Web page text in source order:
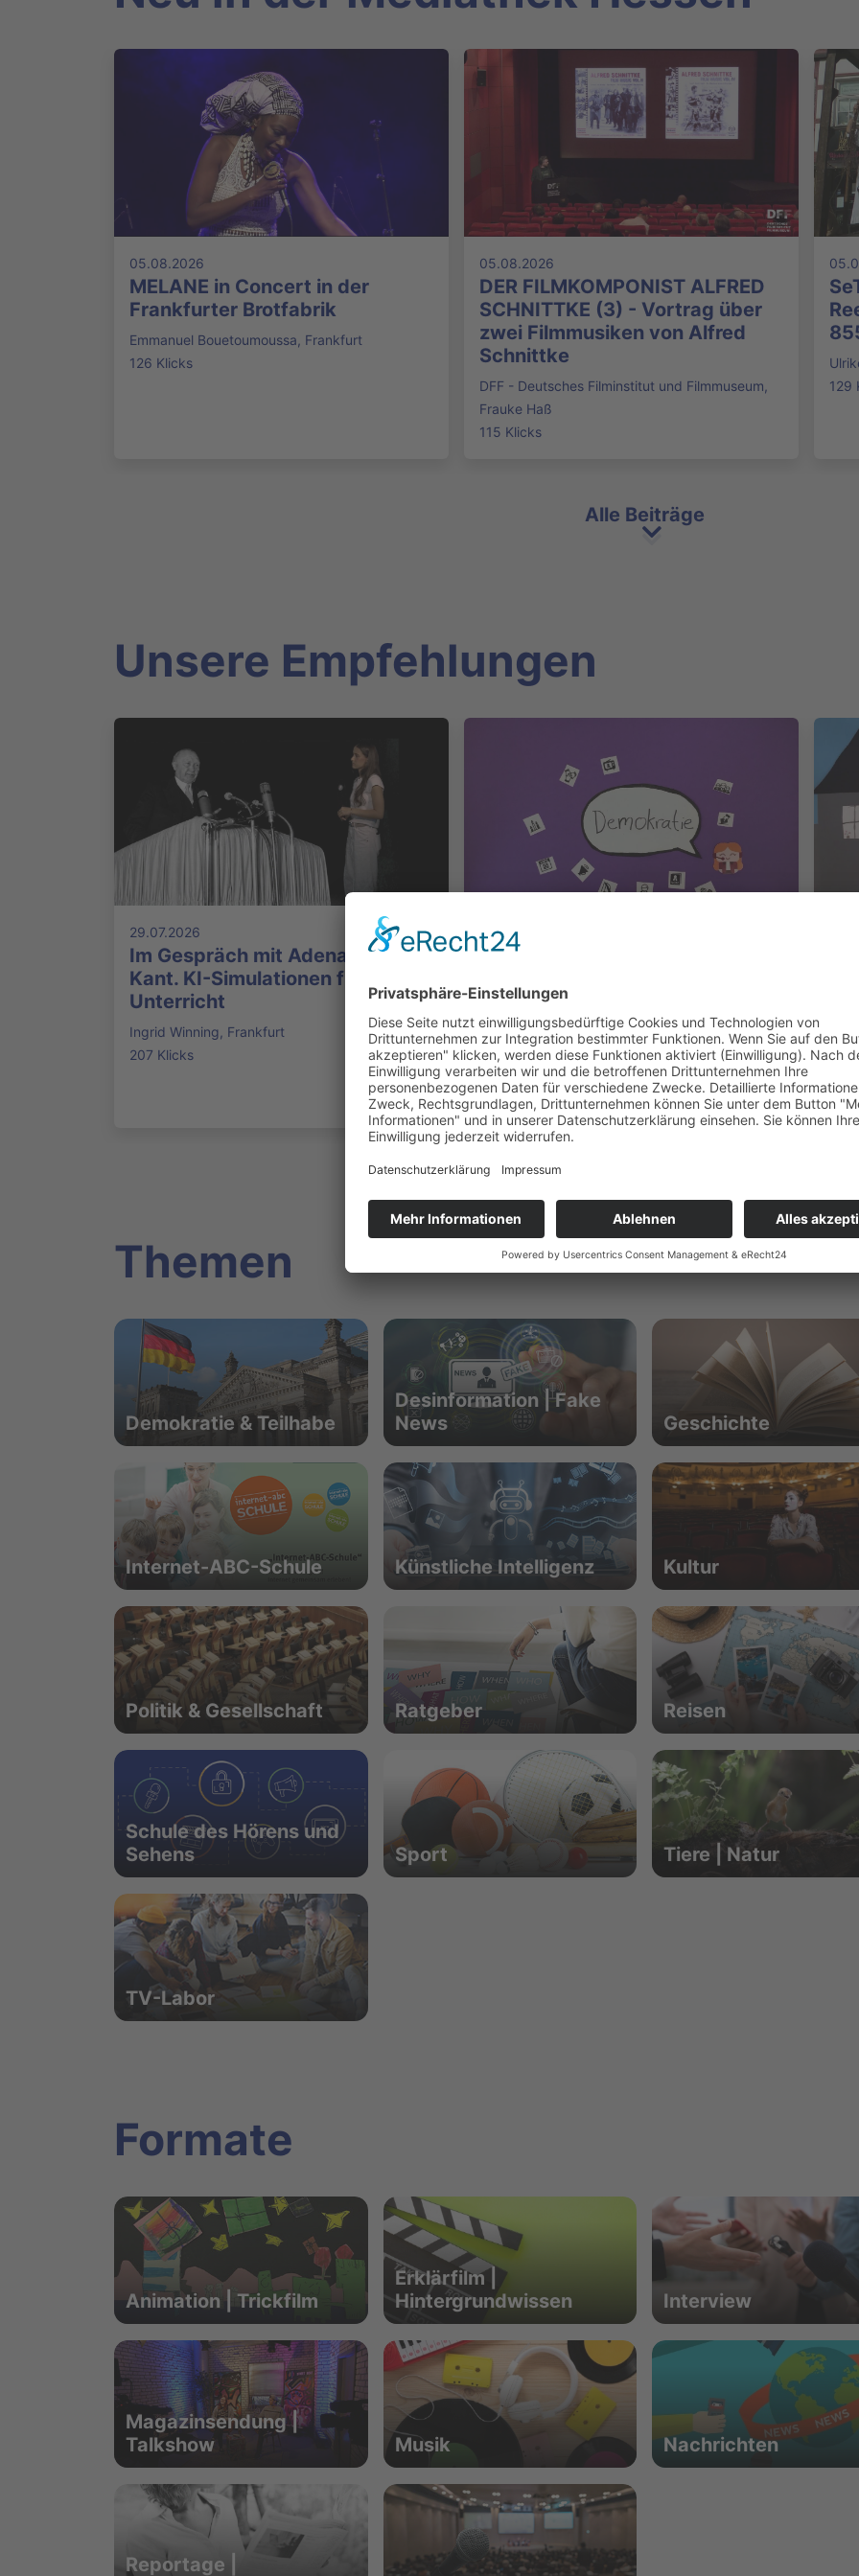
05.08.2026
MELANE in Concert in der
Frankfurter Brotfabrik
Emmanuel Bouetoumoussa, Frankfurt
126 Klicks
05.08.2026
DER FILMKOMPONIST ALFRED
SCHNITTKE (3) - Vortrag über
zwei Filmmusiken von Alfred
Schnittke
DFF - Deutsches Filminstitut und Filmmuseum,
Frauke Haß
115 Klicks
129
Alle Beiträge
Unsere Empfehlungen
29.07.2026
Im Gespräch mit Adenauer und
Kant. KI-Simulationen für den
Unterricht
Ingrid Winning, Frankfurt
207 Klicks
27.07.2026
Gesellschaftliche Kritik - der LK
239 Klicks
Themen
Demokratie & Teilhabe
Desinformation | Fake
News
Geschichte
Internet-ABC-Schule Künstliche Intelligenz Kultur
Politik & Gesellschaft Ratgeber Reisen
Schule des Hörens und
Sehens
Sport Tiere | Natur
TV-Labor
Formate
Animation | Trickfilm
Erklärfilm |
Hintergrundwissen
Interview
Magazinsendung |
Talkshow
Musik Nachrichten
Reportage |